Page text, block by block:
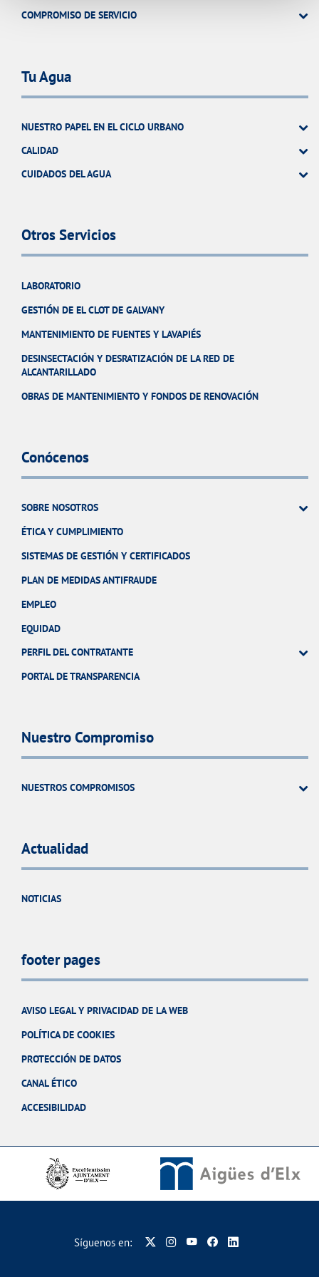
COMPROMISO DE SERVICIO
Tu Agua
NUESTRO PAPEL EN EL CICLO URBANO
CALIDAD
CUIDADOS DEL AGUA
Otros Servicios
LABORATORIO
GESTIÓN DE EL CLOT DE GALVANY
MANTENIMIENTO DE FUENTES Y LAVAPIÉS
DESINSECTACIÓN Y DESRATIZACIÓN DE LA RED DE
ALCANTARILLADO
OBRAS DE MANTENIMIENTO Y FONDOS DE RENOVACIÓN
Conócenos
SOBRE NOSOTROS
ÉTICA Y CUMPLIMIENTO
SISTEMAS DE GESTIÓN Y CERTIFICADOS
PLAN DE MEDIDAS ANTIFRAUDE
EMPLEO
EQUIDAD
PERFIL DEL CONTRATANTE
PORTAL DE TRANSPARENCIA
Nuestro Compromiso
NUESTROS COMPROMISOS
Actualidad
NOTICIAS
footer pages
AVISO LEGAL Y PRIVACIDAD DE LA WEB
POLÍTICA DE COOKIES
PROTECCIÓN DE DATOS
CANAL ÉTICO
ACCESIBILIDAD
Síguenos en: